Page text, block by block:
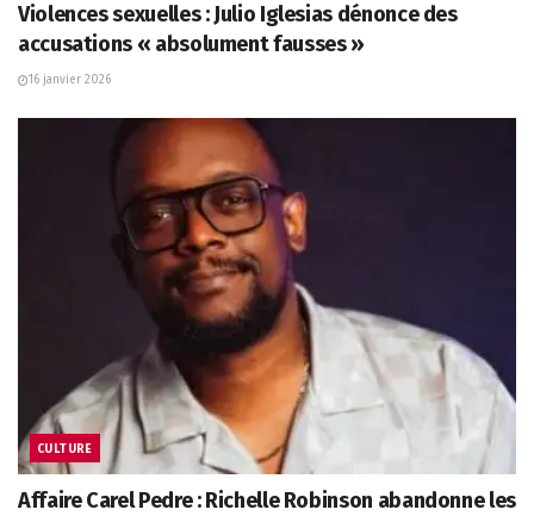
Violences sexuelles : Julio Iglesias dénonce des
accusations « absolument fausses »
16 janvier 2026
CULTURE
Affaire Carel Pedre : Richelle Robinson abandonne les